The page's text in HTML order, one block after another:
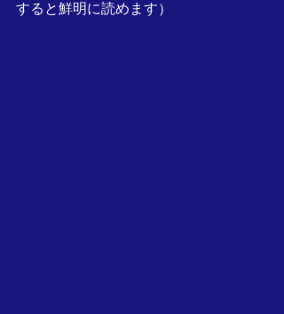
すると鮮明に読めます）